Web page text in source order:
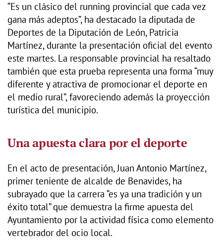
“Es un clásico del running provincial que cada vez
gana más adeptos”, ha destacado la diputada de
Deportes de la Diputación de León, Patricia
Martínez, durante la presentación oficial del evento
este martes. La responsable provincial ha resaltado
también que esta prueba representa una forma “muy
diferente y atractiva de promocionar el deporte en
el medio rural”, favoreciendo además la proyección
turística del municipio.
Una apuesta clara por el deporte
En el acto de presentación, Juan Antonio Martínez,
primer teniente de alcalde de Benavides, ha
subrayado que la carrera “es ya una tradición y un
éxito total” que demuestra la firme apuesta del
Ayuntamiento por la actividad física como elemento
vertebrador del ocio local.